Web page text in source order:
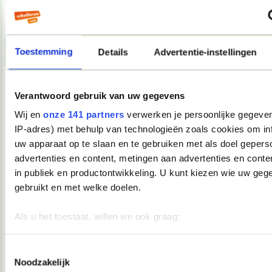
Toestemming Details Advertentie-instellingen
Verantwoord gebruik van uw gegevens
Wij en onze 141 partners verwerken je persoonlijke
IP-adres) met behulp van technologieën zoals cookies om
uw apparaat op te slaan en te gebruiken met als doel
advertenties en content, metingen aan advertenties en
in publiek en productontwikkeling. U kunt kiezen wie uw
gebruikt en met welke doelen.
Als u het toestaat, willen we ook graag:
Uw apparaat identificeren door het actief te scannen op
Noodzakelijk
Als ik morgen tijd heb, resize ik een paar foto's en upload ik
ze even.
__________________
08-12-2007, 17:39
Oooh, Junior Songfestival
Ik kijk ook en ik vind dat dat mag
08-12-2007, 17:40
Martiño
Andijvie schreef:
Oooh, Junior Songfestival
Andijvie, je daalt nu enorm in aanzien bij mij.
__________________
08-12-2007, 17:44